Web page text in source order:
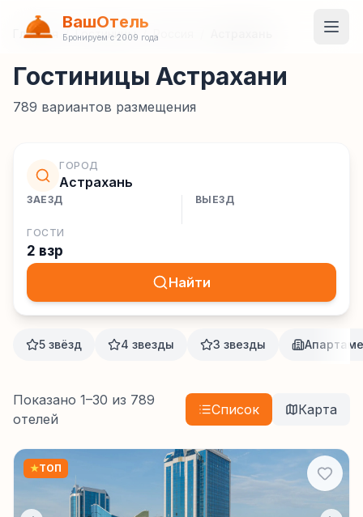
ВашОтель
Бронируем с 2009 года
Главная / Гостиницы / Россия
Гостиницы Астрахани
789 вариантов размещения
ГОРОД
Астрахань
ЗАЕЗД ВЫЕЗД
ГОСТИ
2 взр
Найти
5 звёзд 4 звезды 3 звезды
Показано 1–30 из 789
отелей
Список Карта
★ТОП